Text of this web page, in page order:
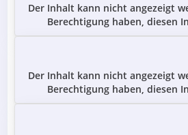
Der Inhalt kann nicht angezeigt
Berechtigung haben, diesen
Der Inhalt kann nicht angezeigt
Berechtigung haben, diesen